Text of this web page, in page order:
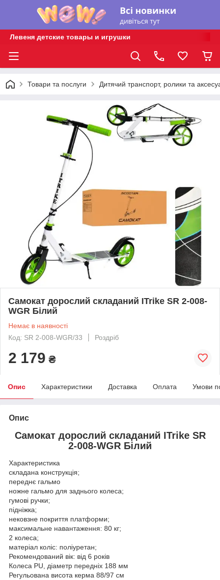
Левеня детские товары и игрушки
Товари та послуги Дитячий транспорт, ролики та
Самокат дорослий складаний ITrike SR 2-008-
WGR Білий
Немає в наявності
Код: SR 2-008-WGR/33
Роздріб
2 179 ₴
Опис Характеристики Доставка Оплата Умови
Опис
Самокат дорослий складаний ITrike SR
2-008-WGR Білий
Характеристика
складана конструкція;
переднє гальмо
ножне гальмо для заднього колеса;
гумові ручки;
підніжка;
нековзне покриття платформи;
максимальне навантаження: 80 кг;
2 колеса;
матеріал коліс: поліуретан;
Рекомендований вік: від 6 років
Колеса PU, діаметр передніх 188 мм
Регульована висота керма 88/97 см